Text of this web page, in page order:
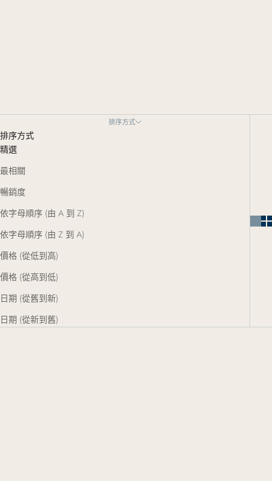
排序方式
排序方式
精選
最相關
暢銷度
依字母順序 (由 A 到 Z)
依字母順序 (由 Z 到 A)
價格 (從低到高)
價格 (從高到低)
日期 (從舊到新)
日期 (從新到舊)